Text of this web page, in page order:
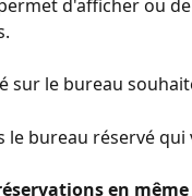
d'afficher ou
sur le bureau
le bureau réservé
en